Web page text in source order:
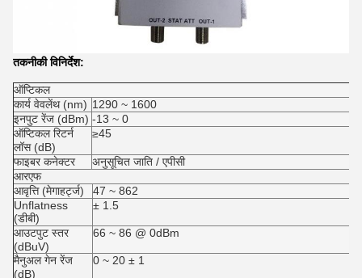
तकनीकी विनिर्देश:
ऑप्टिकल
कार्य वेवलेंथ (nm) 1290 ~ 1600
इनपुट रेंज (dBm) -13 ~ 0
ऑप्टिकल रिटर्न
लॉस (dB)
≥45
फाइबर कनेक्टर
अनुसूचित जाति / एपीसी
आरएफ
आवृत्ति (मेगाहर्ट्ज)
47 ~ 862
Unflatness
(डीबी)
± 1.5
आउटपुट स्तर
(dBuV)
66 ~ 86 @ 0dBm
मैनुअल गेन रेंज
(dB)
0 ~ 20 ± 1